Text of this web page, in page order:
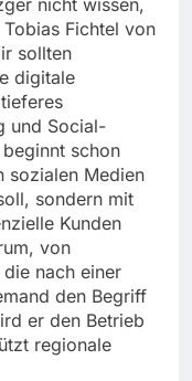
Fichtel von
sollten
digitale
und Social-
schon
sozialen Medien
sondern mit
Kunden
von
nach einer
den Begriff
er den Betrieb
regionale